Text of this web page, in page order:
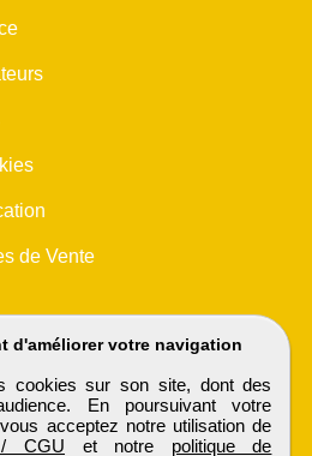
d'améliorer votre navigation
cookies sur son site, dont des
En poursuivant votre
acceptez notre utilisation de
CGU et notre politique de
de Vente